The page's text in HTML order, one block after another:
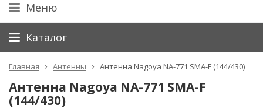
Меню
Каталог
Главная Антенны Антенна Nagoya NA-771 SMA-F (144/430)
Антенна Nagoya NA-771 SMA-F
(144/430)